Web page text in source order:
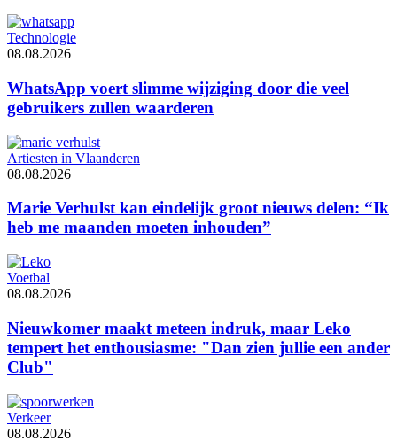
Technologie
08.08.2026
WhatsApp voert slimme wijziging door die veel
gebruikers zullen waarderen
Artiesten in Vlaanderen
08.08.2026
Marie Verhulst kan eindelijk groot nieuws delen: “Ik
heb me maanden moeten inhouden”
Voetbal
08.08.2026
Nieuwkomer maakt meteen indruk, maar Leko
tempert het enthousiasme: "Dan zien jullie een ander
Club"
Verkeer
08.08.2026